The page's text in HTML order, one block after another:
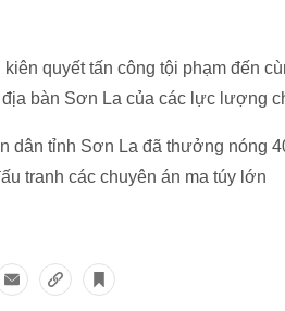
quyết tấn công tội phạm đến
bàn Sơn La của các lực lượng
dân tỉnh Sơn La đã thưởng nóng
tranh các chuyên án ma túy lớn